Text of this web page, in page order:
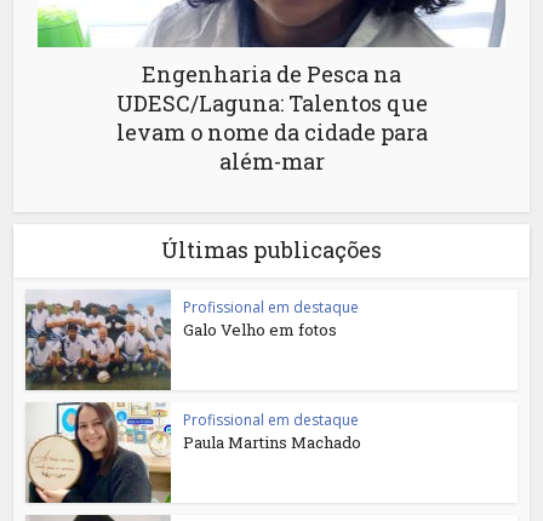
Engenharia de Pesca na
UDESC/Laguna: Talentos que
levam o nome da cidade para
além-mar
Últimas publicações
Profissional em destaque
Galo Velho em fotos
Profissional em destaque
Paula Martins Machado